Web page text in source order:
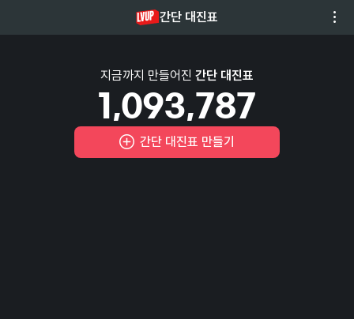
간단 대진표
지금까지 만들어진 간단 대진표
1,093,787
간단 대진표 만들기